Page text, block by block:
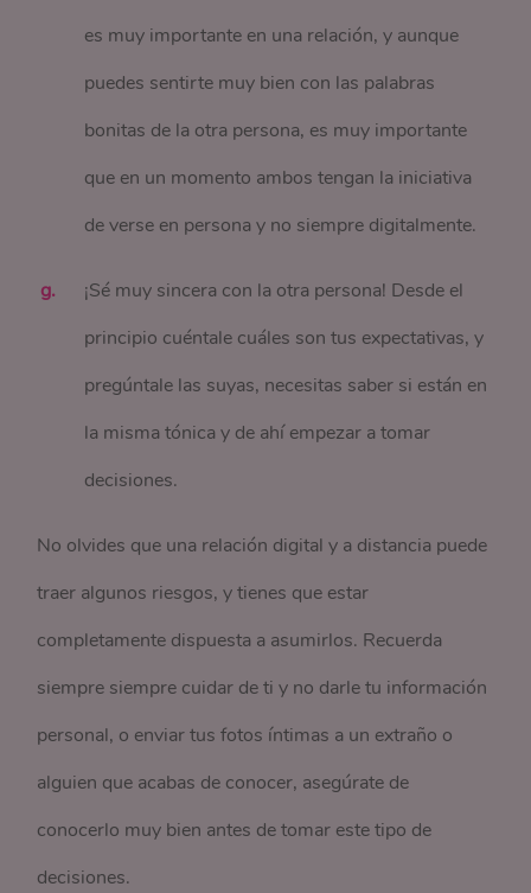
es muy importante en una relación, y aunque
puedes sentirte muy bien con las palabras
bonitas de la otra persona, es muy importante
que en un momento ambos tengan la iniciativa
de verse en persona y no siempre digitalmente.
¡Sé muy sincera con la otra persona! Desde el
principio cuéntale cuáles son tus expectativas, y
pregúntale las suyas, necesitas saber si están en
la misma tónica y de ahí empezar a tomar
decisiones.
No olvides que una relación digital y a distancia puede
traer algunos riesgos, y tienes que estar
completamente dispuesta a asumirlos. Recuerda
siempre siempre cuidar de ti y no darle tu información
personal, o enviar tus fotos íntimas a un extraño o
alguien que acabas de conocer, asegúrate de
conocerlo muy bien antes de tomar este tipo de
decisiones.